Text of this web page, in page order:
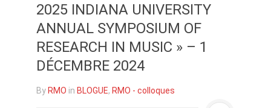
AUTEUR·RICE·S
MOTS CLÉS
2025 INDIANA UNIVERSITY
ANNUAL SYMPOSIUM OF
RESEARCH IN MUSIC » – 1
DÉCEMBRE 2024
By RMO in BLOGUE, RMO - colloques